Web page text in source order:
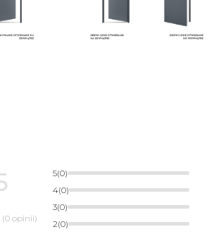
(0 opinii)
5(0)
4(0)
3(0)
2(0)